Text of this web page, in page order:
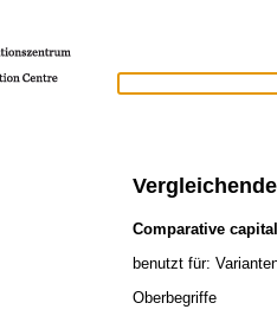
Comparative
benutzt für:
Oberbegriffe